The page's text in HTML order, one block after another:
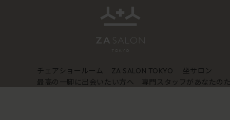
チェアショールーム ZA SALON TOKYO
坐サロン
最高の一脚に出会いたい方へ 専門スタッフがあなたの